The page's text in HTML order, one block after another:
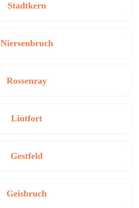
Stadtkern
Niersenbruch
Rossenray
Lintfort
Gestfeld
Geisbruch